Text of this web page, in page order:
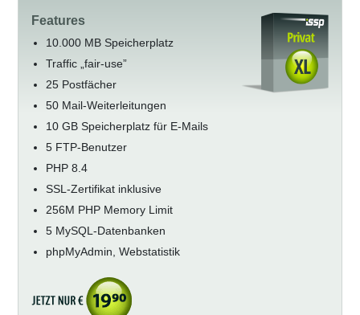
Features
10.000 MB Speicherplatz
Traffic „fair-use”
25 Postfächer
50 Mail-Weiterleitungen
10 GB Speicherplatz für E-Mails
5 FTP-Benutzer
PHP 8.4
SSL-Zertifikat inklusive
256M PHP Memory Limit
5 MySQL-Datenbanken
phpMyAdmin, Webstatistik